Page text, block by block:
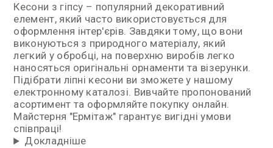
Кесони з гіпсу – популярний декоративний
елемент, який часто використовується для
оформлення інтер'єрів. Завдяки тому, що вони
виконуються з природного матеріалу, який
легкий у обробці, на поверхню виробів легко
наносяться оригінальні орнаменти та візерунки.
Підібрати ліпні кесони ви зможете у нашому
електронному каталозі. Вивчайте пропонований
асортимент та оформляйте покупку онлайн.
Майстерня "Ермітаж" гарантує вигідні умови
співпраці!
Докладніше